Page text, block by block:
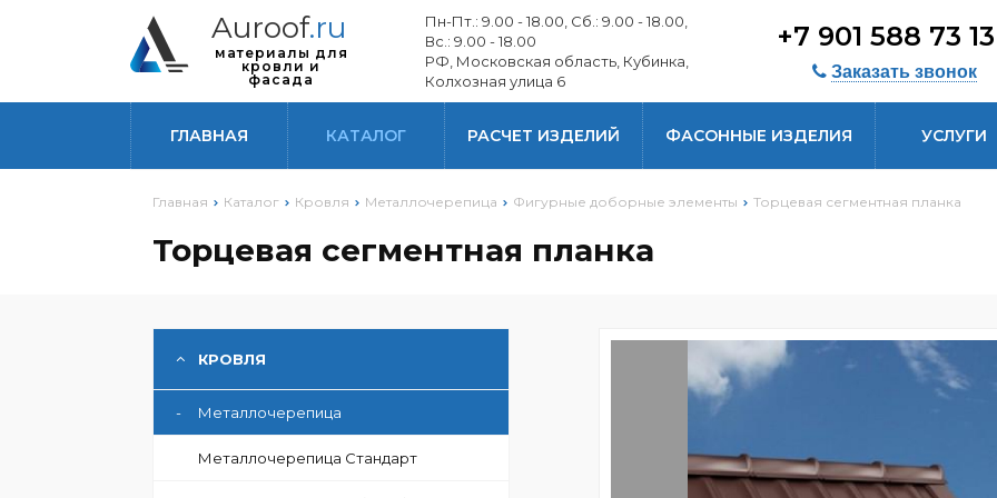
Auroof.ru
материалы для
кровли и
фасада
Пн-Пт.: 9.00 - 18.00, Сб.: 9.00 - 18.00,
Вс.: 9.00 - 18.00
РФ, Московская область, Кубинка,
Колхозная улица 6
+7 901 588 73 13
Заказать звонок
ГЛАВНАЯ КАТАЛОГ РАСЧЕТ ИЗДЕЛИЙ ФАСОННЫЕ ИЗДЕЛИЯ УСЛУГИ
Главная Каталог Кровля Металлочерепица Фигурные доборные элементы Торцевая сегментная планка
Торцевая сегментная планка
КРОВЛЯ
Металлочерепица
-
Металлочерепица Стандарт